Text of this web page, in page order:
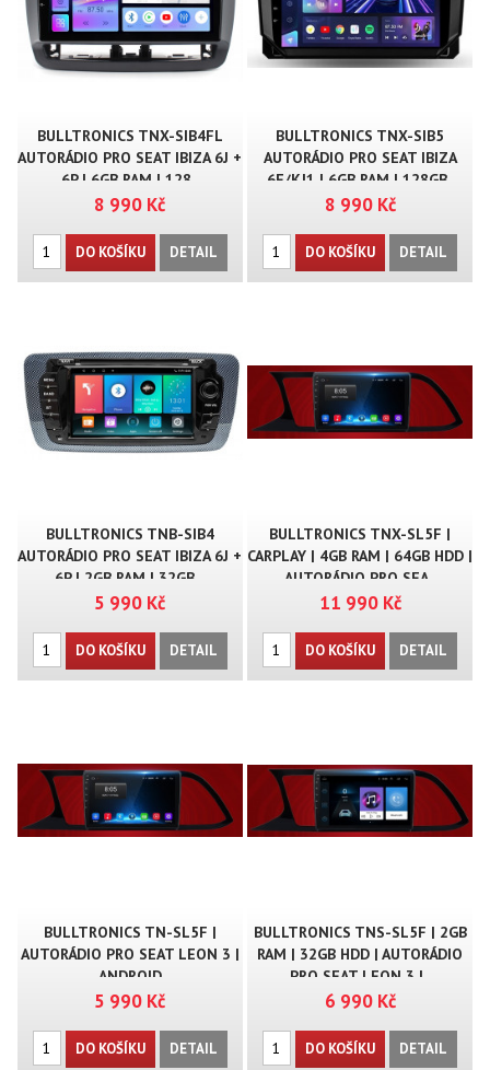
BULLTRONICS TNX-SIB4FL
AUTORÁDIO PRO SEAT IBIZA 6J +
6P | 6GB RAM | 128..
8 990 Kč
DO KOŠÍKU DETAIL
BULLTRONICS TNX-SIB5
AUTORÁDIO PRO SEAT IBIZA
6F/KJ1 | 6GB RAM | 128GB..
8 990 Kč
DO KOŠÍKU DETAIL
BULLTRONICS TNB-SIB4
AUTORÁDIO PRO SEAT IBIZA 6J +
6P | 2GB RAM | 32GB ..
5 990 Kč
DO KOŠÍKU DETAIL
BULLTRONICS TNX-SL5F |
CARPLAY | 4GB RAM | 64GB HDD |
AUTORÁDIO PRO SEA..
11 990 Kč
DO KOŠÍKU DETAIL
BULLTRONICS TN-SL5F |
AUTORÁDIO PRO SEAT LEON 3 |
ANDROID
5 990 Kč
DO KOŠÍKU DETAIL
BULLTRONICS TNS-SL5F | 2GB
RAM | 32GB HDD | AUTORÁDIO
PRO SEAT LEON 3 |..
6 990 Kč
DO KOŠÍKU DETAIL